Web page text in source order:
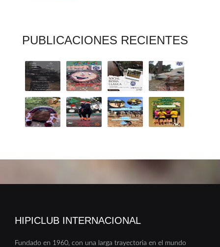
PUBLICACIONES RECIENTES
HIPICLUB INTERNACIONAL
Fundado en 1960, con una larga trayectoria en el mundo